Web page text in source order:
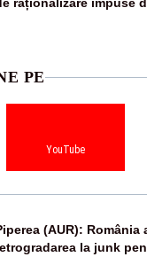
PE
YouTube
(AUR): România
la junk